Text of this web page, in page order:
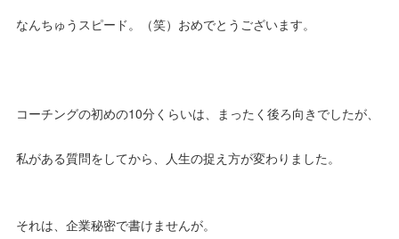
なんちゅうスピード。（笑）おめでとうございます。
コーチングの初めの10分くらいは、まったく後ろ向きでしたが、
私がある質問をしてから、人生の捉え方が変わりました。
それは、企業秘密で書けませんが。